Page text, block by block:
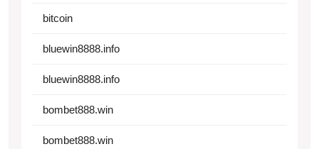
bitcoin
bluewin8888.info
bluewin8888.info
bombet888.win
bombet888.win